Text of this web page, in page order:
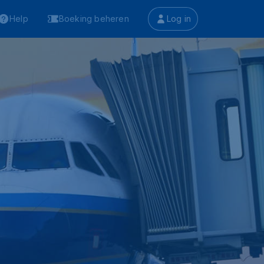
Help Boeking beheren Log in